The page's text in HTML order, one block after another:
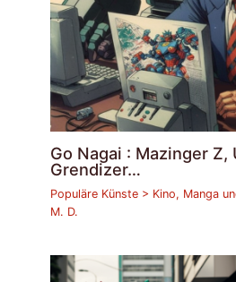
Go Nagai : Mazinger Z,
Grendizer…
Populäre Künste > Kino, Manga
M. D.